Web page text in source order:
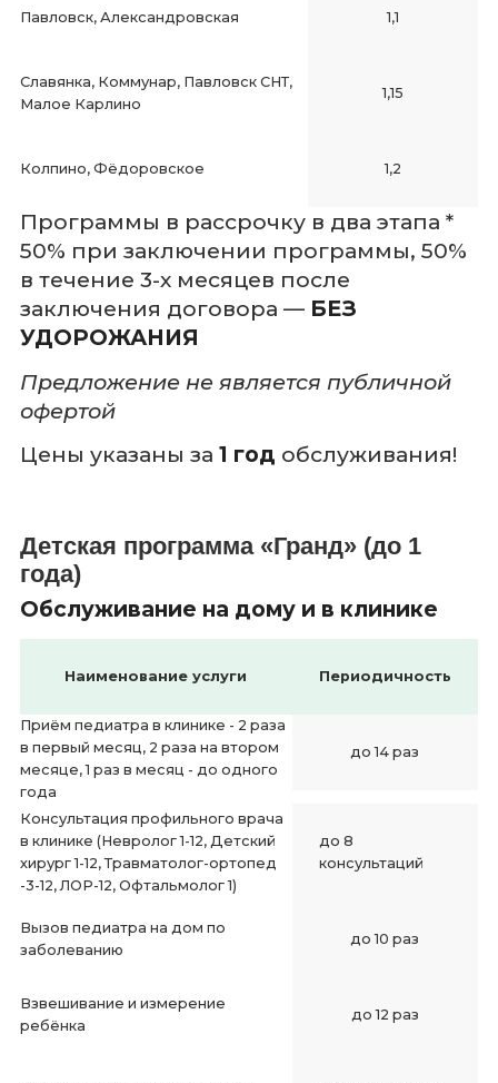
Павловск, Александровская 1,1
Славянка, Коммунар, Павловск СНТ,
Малое Карлино
1,15
Колпино, Фёдоровское 1,2
Программы в рассрочку в два этапа *
50% при заключении программы, 50%
в течение 3-х месяцев после
заключения договора — БЕЗ
УДОРОЖАНИЯ
Предложение не является публичной
офертой
Цены указаны за 1 год обслуживания!
Детская программа «Гранд» (до 1
года)
Обслуживание на дому и в клинике
Наименование услуги Периодичность
Приём педиатра в клинике - 2 раза
в первый месяц, 2 раза на втором
месяце, 1 раз в месяц - до одного
года
до 14 раз
Консультация профильного врача
в клинике (Невролог 1-12, Детский
хирург 1-12, Травматолог-ортопед
-3-12, ЛОР-12, Офтальмолог 1)
до 8
консультаций
Вызов педиатра на дом по
заболеванию
до 10 раз
Взвешивание и измерение
ребёнка
до 12 раз